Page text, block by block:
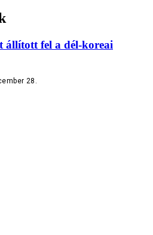
állított fel a dél-koreai
28.